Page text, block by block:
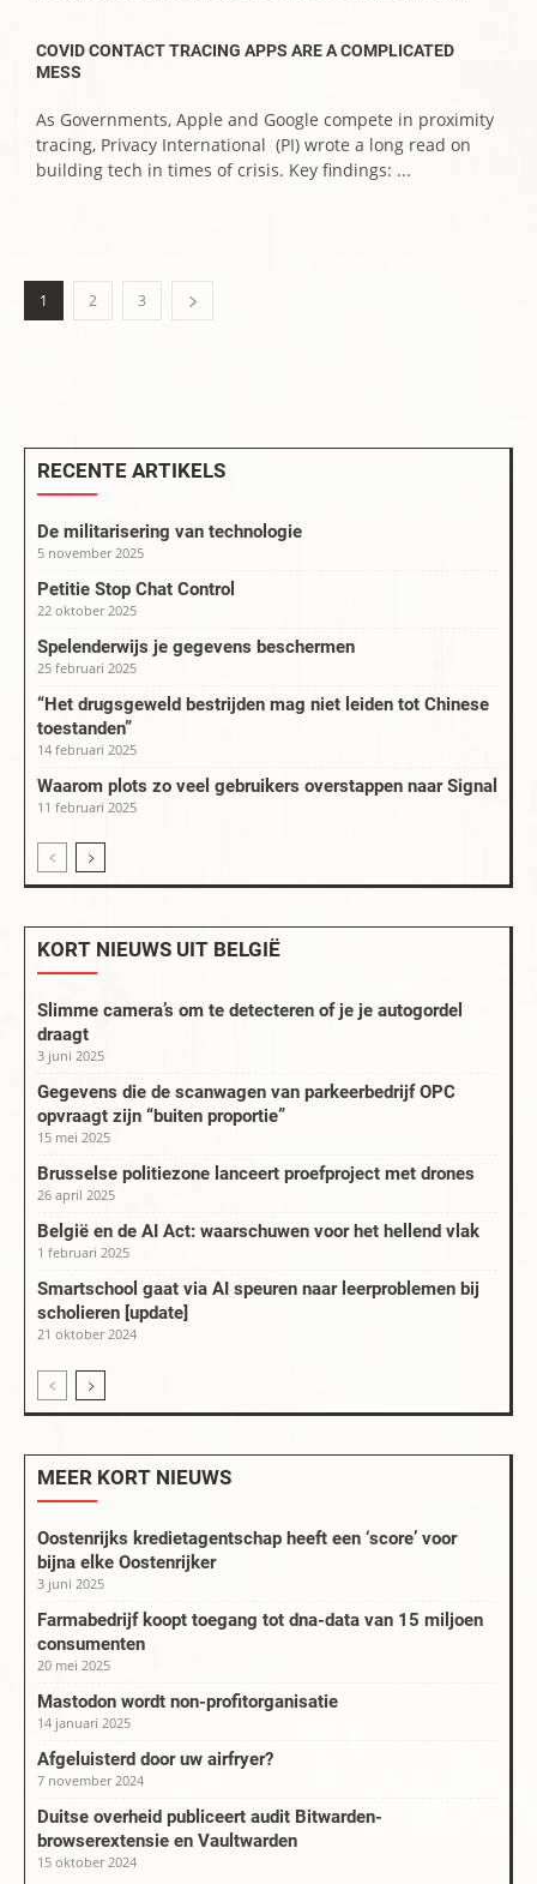
COVID CONTACT TRACING APPS ARE A COMPLICATED
MESS
As Governments, Apple and Google compete in proximity
tracing, Privacy International (PI) wrote a long read on
building tech in times of crisis. Key findings: ...
1 2 3
RECENTE ARTIKELS
De militarisering van technologie
5 november 2025
Petitie Stop Chat Control
22 oktober 2025
Spelenderwijs je gegevens beschermen
25 februari 2025
“Het drugsgeweld bestrijden mag niet leiden tot Chinese
toestanden”
14 februari 2025
Waarom plots zo veel gebruikers overstappen naar Signal
11 februari 2025
KORT NIEUWS UIT BELGIË
Slimme camera’s om te detecteren of je je autogordel
draagt
3 juni 2025
Gegevens die de scanwagen van parkeerbedrijf OPC
opvraagt zijn “buiten proportie”
15 mei 2025
Brusselse politiezone lanceert proefproject met drones
26 april 2025
België en de AI Act: waarschuwen voor het hellend vlak
1 februari 2025
Smartschool gaat via AI speuren naar leerproblemen bij
scholieren [update]
21 oktober 2024
MEER KORT NIEUWS
Oostenrijks kredietagentschap heeft een ‘score’ voor
bijna elke Oostenrijker
3 juni 2025
Farmabedrijf koopt toegang tot dna-data van 15 miljoen
consumenten
20 mei 2025
Mastodon wordt non-profitorganisatie
14 januari 2025
Afgeluisterd door uw airfryer?
7 november 2024
Duitse overheid publiceert audit Bitwarden-
browserextensie en Vaultwarden
15 oktober 2024